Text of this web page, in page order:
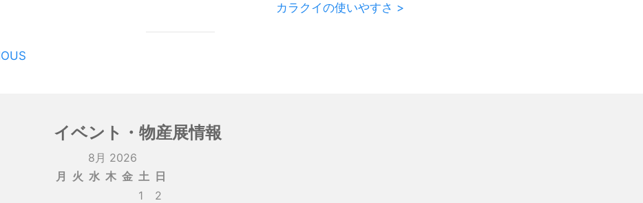
カラクイの使いやすさ >
イベント・物産展情報
8月 2026
月
火 水 木 金 土 日
1
2